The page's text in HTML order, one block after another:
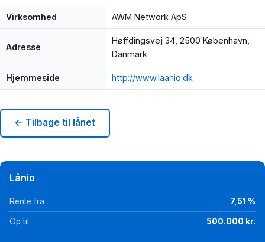
Virksomhed AWM Network ApS
Adresse
Høffdingsvej 34, 2500 København,
Danmark
Hjemmeside http://www.laanio.dk
← Tilbage til lånet
Lånio
Rente fra 7,51 %
Op til 500.000 kr.